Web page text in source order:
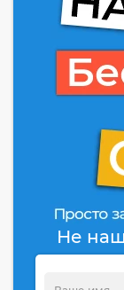
Не